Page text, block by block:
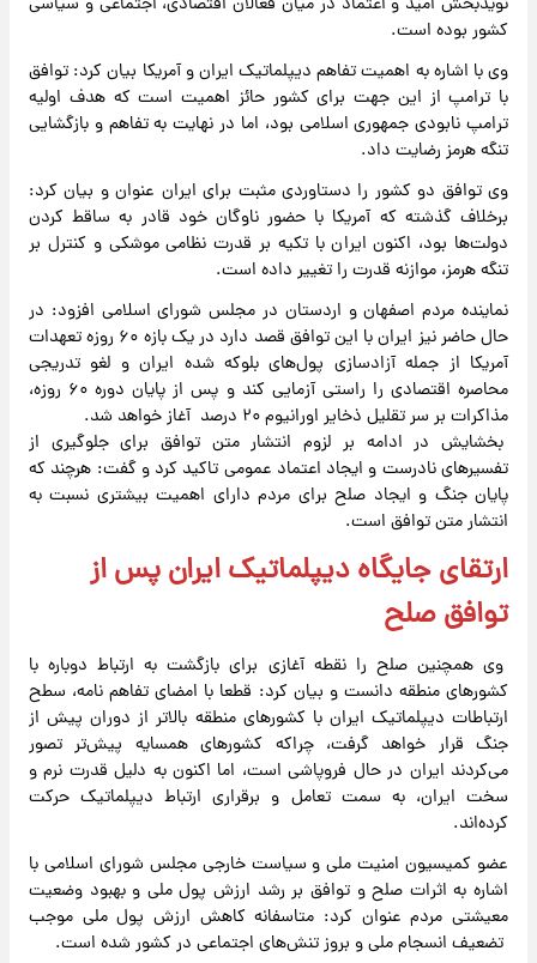
کشور بوده است.
وی با اشاره به اهمیت تفاهم دیپلماتیک ایران و آمریکا بیان کرد: توافق
با ترامپ از این جهت برای کشور حائز اهمیت است که هدف اولیه
ترامپ نابودی جمهوری اسلامی بود، اما در نهایت به تفاهم و بازگشایی
تنگه هرمز رضایت داد.
وی توافق دو کشور را دستاوردی مثبت برای ایران عنوان و بیان کرد:
برخلاف گذشته که آمریکا با حضور ناوگان خود قادر به ساقط کردن
دولت‌ها بود، اکنون ایران با تکیه بر قدرت نظامی موشکی و کنترل بر
تنگه هرمز، موازنه قدرت را تغییر داده است.
نماینده مردم اصفهان و اردستان در مجلس شورای اسلامی افزود: در
حال حاضر نیز ایران با این توافق قصد دارد در یک بازه ۶۰ روزه تعهدات
آمریکا از جمله آزادسازی پول‌های بلوکه شده ایران و لغو تدریجی
محاصره اقتصادی را راستی آزمایی کند و پس از پایان دوره ۶۰ روزه،
مذاکرات بر سر تقلیل ذخایر اورانیوم ۲۰ درصد آغاز خواهد شد.
بخشایش در ادامه بر لزوم انتشار متن توافق برای جلوگیری از
تفسیرهای نادرست و ایجاد اعتماد عمومی تاکید کرد و گفت: هرچند که
پایان جنگ و ایجاد صلح برای مردم دارای اهمیت بیشتری نسبت به
انتشار متن توافق است.
ارتقای جایگاه دیپلماتیک ایران پس از
توافق صلح
وی همچنین صلح را نقطه آغازی برای بازگشت به ارتباط دوباره با
کشورهای منطقه دانست و بیان کرد: قطعا با امضای تفاهم نامه، سطح
ارتباطات دیپلماتیک ایران با کشورهای منطقه بالاتر از دوران پیش از
جنگ قرار خواهد گرفت، چراکه کشورهای همسایه پیش‌تر تصور
می‌کردند ایران در حال فروپاشی است، اما اکنون به دلیل قدرت نرم و
سخت ایران، به سمت تعامل و برقراری ارتباط دیپلماتیک حرکت
کرده‌اند.
عضو کمیسیون امنیت ملی و سیاست خارجی مجلس شورای اسلامی با
اشاره به اثرات صلح و توافق بر رشد ارزش پول ملی و بهبود وضعیت
معیشتی مردم عنوان کرد: متاسفانه کاهش ارزش پول ملی موجب
تضعیف انسجام ملی و بروز تنش‌های اجتماعی در کشور شده است.